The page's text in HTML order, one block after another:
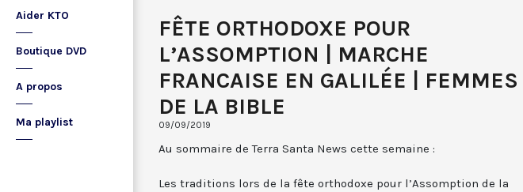
Aider KTO
Boutique DVD
A propos
Ma playlist
FÊTE ORTHODOXE POUR
L’ASSOMPTION | MARCHE
FRANCAISE EN GALILÉE | FEMMES
DE LA BIBLE
09/09/2019
Au sommaire de Terra Santa News cette semaine :
Les traditions lors de la fête orthodoxe pour l’Assomption de la